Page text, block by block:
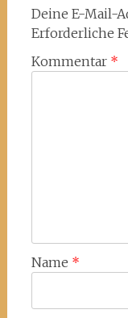
Deine E-Mail-
Erforderliche
Kommentar *
Name *